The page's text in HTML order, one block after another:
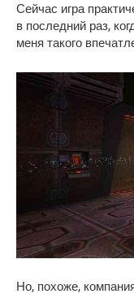
Сейчас игра
в последний раз,
меня такого
Но, похоже,